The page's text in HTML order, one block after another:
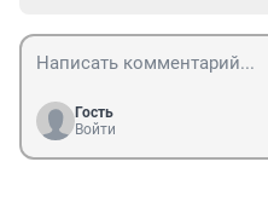
Гость
Войти